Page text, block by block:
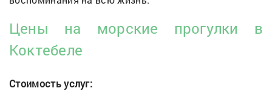
Цены на морские прогулки в
Коктебеле
Стоимость услуг: